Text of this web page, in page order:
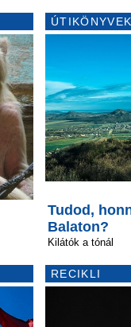
Tudod,
Balaton?
Kilátók a tónál
RECIKLI